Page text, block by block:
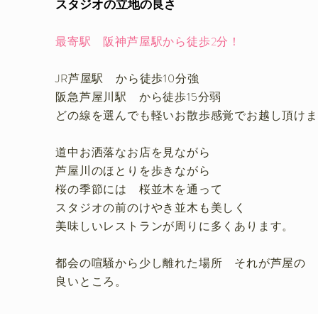
スタジオの立地の良さ
最寄駅 阪神芦屋駅から徒歩2分！
JR芦屋駅 から徒歩10分強
阪急芦屋川駅 から徒歩15分弱
どの線を選んでも軽いお散歩感覚でお越し頂け
道中お洒落なお店を見ながら
芦屋川のほとりを歩きながら
桜の季節には 桜並木を通って
スタジオの前のけやき並木も美しく
​美味しいレストランが周りに多くあります。
都会の喧騒から少し離れた場所 それが芦屋の
​良いところ。